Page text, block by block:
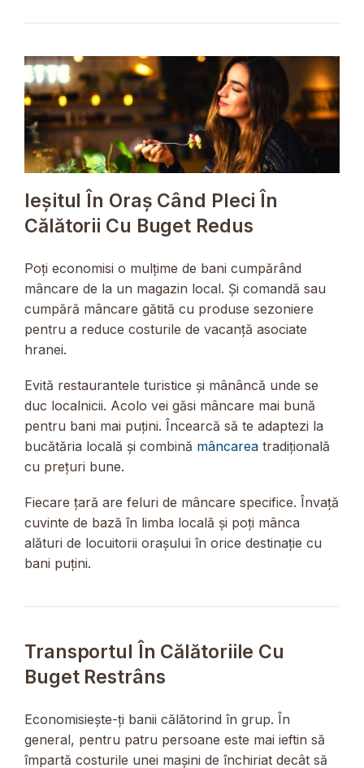
Ieșitul În Oraș Când Pleci În
Călătorii Cu Buget Redus
Poți economisi o mulțime de bani cumpărând
mâncare de la un magazin local. Și comandă sau
cumpără mâncare gătită cu produse sezoniere
pentru a reduce costurile de vacanță asociate
hranei.
Evită restaurantele turistice și mânâncă unde se
duc localnicii. Acolo vei găsi mâncare mai bună
pentru bani mai puțini. Încearcă să te adaptezi la
bucătăria locală și combină mâncarea tradițională
cu prețuri bune.
Fiecare țară are feluri de mâncare specifice. Învață
cuvinte de bază în limba locală și poți mânca
alături de locuitorii orașului în orice destinație cu
bani puțini.
Transportul În Călătoriile Cu
Buget Restrâns
Economisiește-ți banii călătorind în grup. În
general, pentru patru persoane este mai ieftin să
împartă costurile unei mașini de închiriat decât să